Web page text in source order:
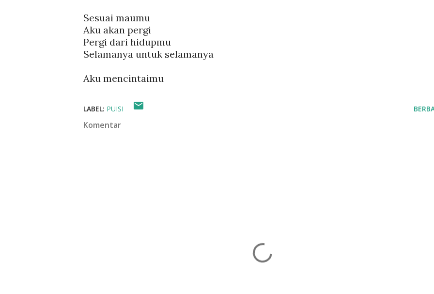
Sesuai maumu
Aku akan pergi
Pergi dari hidupmu
Selamanya untuk selamanya
Aku mencintaimu
LABEL: PUISI
Komentar